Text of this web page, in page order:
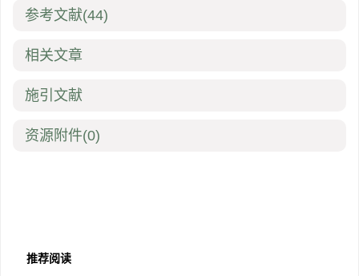
参考文献(44)
相关文章
施引文献
资源附件(0)
推荐阅读